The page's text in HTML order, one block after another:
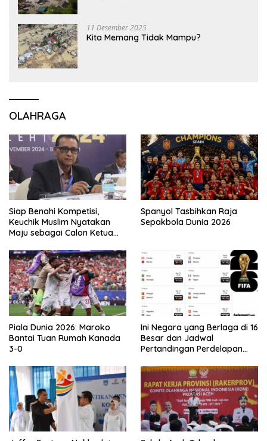
11 Desember 2025
Kita Memang Tidak Mampu?
OLAHRAGA
Siap Benahi Kompetisi,
Keuchik Muslim Nyatakan
Maju sebagai Calon Ketua
Spanyol Tasbihkan Raja
Sepakbola Dunia 2026
Piala Dunia 2026: Maroko
Bantai Tuan Rumah Kanada
3-0
Ini Negara yang Berlaga di 16
Besar dan Jadwal
Pertandingan Perdelapan